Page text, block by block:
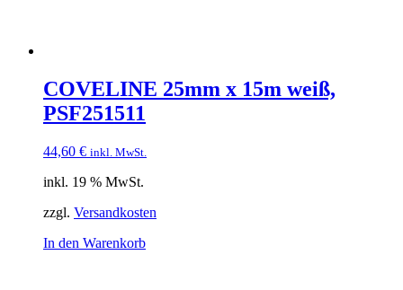
COVELINE 25mm x 15m weiß,
PSF251511
44,60 € inkl. MwSt.
inkl. 19 % MwSt.
zzgl. Versandkosten
In den Warenkorb